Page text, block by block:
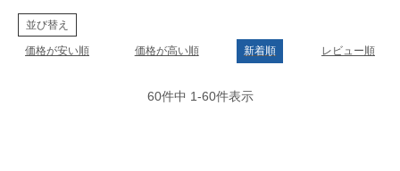
並び替え
価格が安い順 価格が高い順 新着順 レビュー順
60件中 1-60件表示